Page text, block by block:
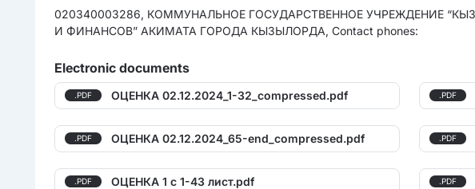
020340003286, КОММУНАЛЬНОЕ ГОСУДАРСТВЕННОЕ УЧРЕЖДЕНИЕ
И ФИНАНСОВ” АКИМАТА ГОРОДА КЫЗЫЛОРДА, Contact phones:
Electronic documents
.PDF ОЦЕНКА 02.12.2024_1-32_compressed.pdf .PDF
.PDF ОЦЕНКА 02.12.2024_65-end_compressed.pdf .PDF
.PDF ОЦЕНКА 1 с 1-43 лист.pdf .PDF